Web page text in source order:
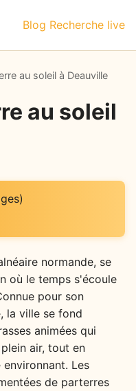
Blog Recherche live
au soleil à Deauville
au soleil
normande, se
où le temps s'écoule
pour son
la ville se fond
animées qui
air, tout en
Les
de parterres